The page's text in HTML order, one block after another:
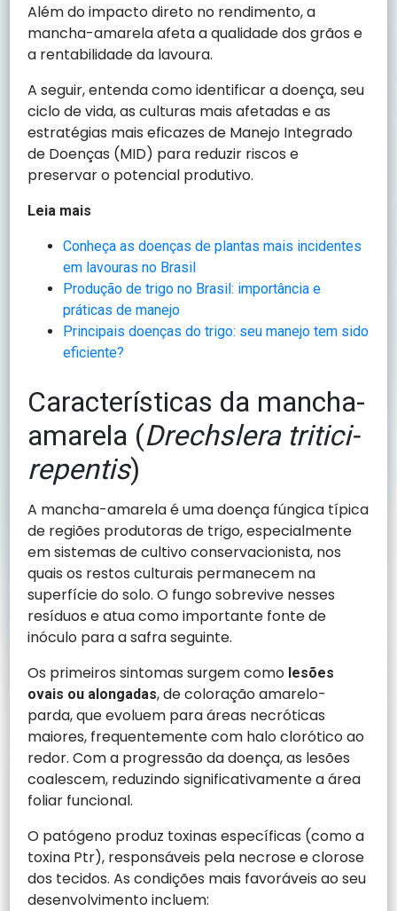
Além do impacto direto no rendimento, a
mancha-amarela afeta a qualidade dos grãos e
a rentabilidade da lavoura.
A seguir, entenda como identificar a doença, seu
ciclo de vida, as culturas mais afetadas e as
estratégias mais eficazes de Manejo Integrado
de Doenças (MID) para reduzir riscos e
preservar o potencial produtivo.
Leia mais
Conheça as doenças de plantas mais incidentes
em lavouras no Brasil
Produção de trigo no Brasil: importância e
práticas de manejo
Principais doenças do trigo: seu manejo tem sido
eficiente?
Características da mancha-
amarela (Drechslera tritici-
repentis)
A mancha-amarela é uma doença fúngica típica
de regiões produtoras de trigo, especialmente
em sistemas de cultivo conservacionista, nos
quais os restos culturais permanecem na
superfície do solo. O fungo sobrevive nesses
resíduos e atua como importante fonte de
inóculo para a safra seguinte.
Os primeiros sintomas surgem como lesões
ovais ou alongadas, de coloração amarelo-
parda, que evoluem para áreas necróticas
maiores, frequentemente com halo clorótico ao
redor. Com a progressão da doença, as lesões
coalescem, reduzindo significativamente a área
foliar funcional.
O patógeno produz toxinas específicas (como a
toxina Ptr), responsáveis pela necrose e clorose
dos tecidos. As condições mais favoráveis ao seu
desenvolvimento incluem: